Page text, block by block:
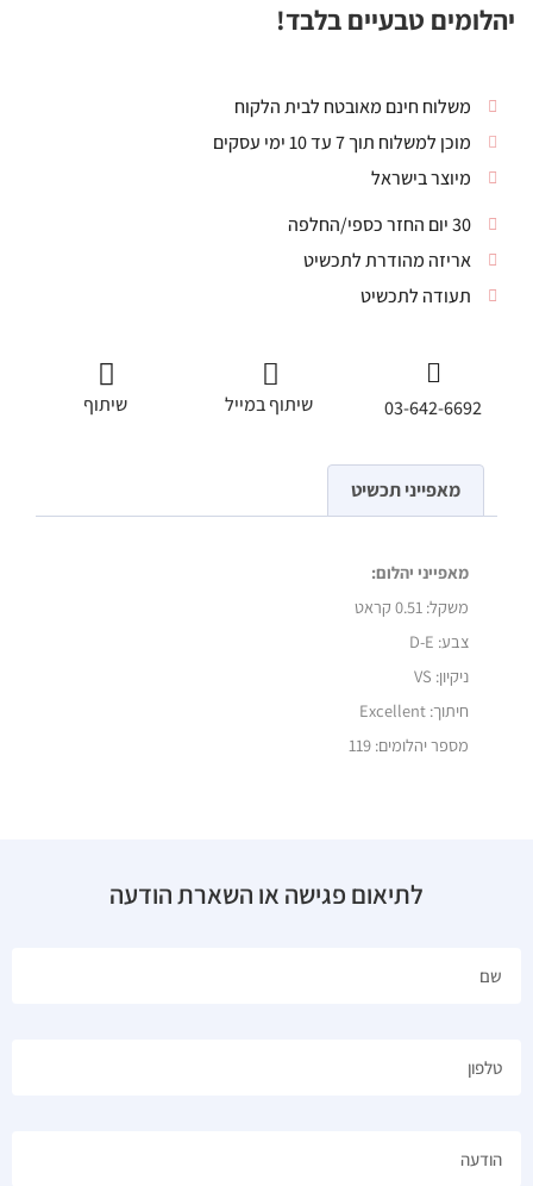
יהלומים טבעיים בלבד!
משלוח חינם מאובטח לבית הלקוח
מוכן למשלוח תוך 7 עד 10 ימי עסקים
מיוצר בישראל
30 יום החזר כספי/החלפה
אריזה מהודרת לתכשיט
תעודה לתכשיט
03-642-6692 שיתוף במייל שיתוף
מאפייני תכשיט
מאפייני יהלום:
משקל: 0.51 קראט
צבע: D-E
ניקיון: VS
חיתוך: Excellent
מספר יהלומים: 119
לתיאום פגישה או השארת הודעה